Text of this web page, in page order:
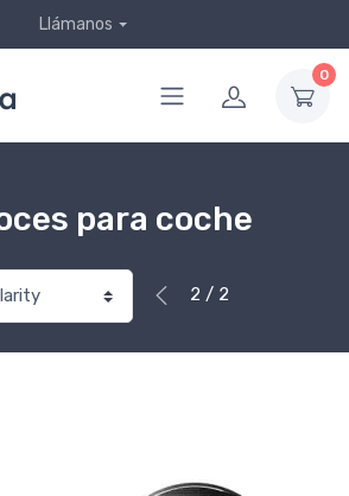
Llámanos
0
para coche
2 / 2